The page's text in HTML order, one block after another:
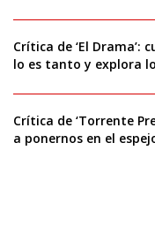
Crítica de ‘El
lo es tanto y explora
Crítica de ‘Torrente
a ponernos en el